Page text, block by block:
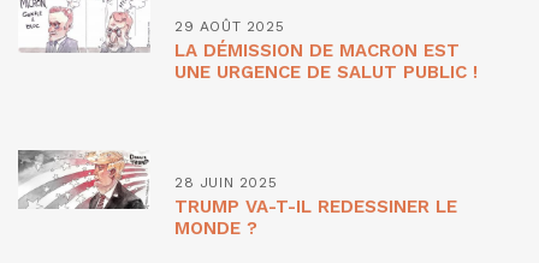
29 AOÛT 2025
LA DÉMISSION DE MACRON EST
UNE URGENCE DE SALUT PUBLIC !
28 JUIN 2025
TRUMP VA-T-IL REDESSINER LE
MONDE ?